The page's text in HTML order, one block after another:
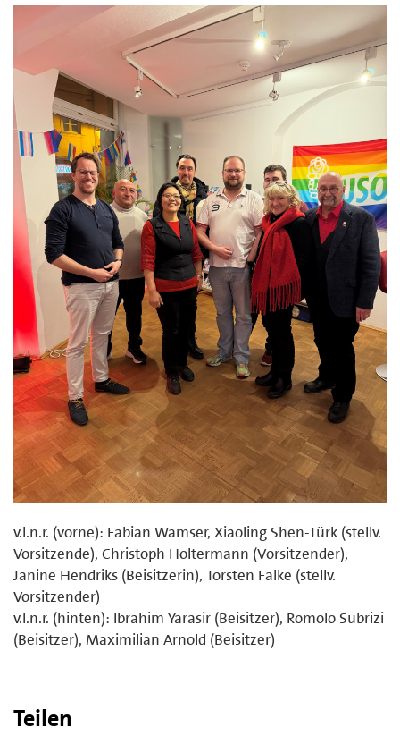
v.l.n.r. (vorne): Fabian Wamser, Xiaoling Shen-Türk (stellv.
Vorsitzende), Christoph Holtermann (Vorsitzender),
Janine Hendriks (Beisitzerin), Torsten Falke (stellv.
Vorsitzender)
v.l.n.r. (hinten): Ibrahim Yarasir (Beisitzer), Romolo Subrizi
(Beisitzer), Maximilian Arnold (Beisitzer)
Teilen